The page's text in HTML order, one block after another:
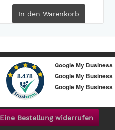
In den Warenkorb
Eine Bestellung widerrufen